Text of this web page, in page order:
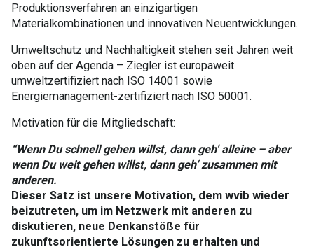
Produktionsverfahren an einzigartigen
Materialkombinationen und innovativen Neuentwicklungen.
Umweltschutz und Nachhaltigkeit stehen seit Jahren weit
oben auf der Agenda – Ziegler ist europaweit
umweltzertifiziert nach ISO 14001 sowie
Energiemanagement-zertifiziert nach ISO 50001.
Motivation für die Mitgliedschaft:
“Wenn Du schnell gehen willst, dann geh‘ alleine – aber
wenn Du weit gehen willst, dann geh‘ zusammen mit
anderen.
Dieser Satz ist unsere Motivation, dem wvib wieder
beizutreten, um im Netzwerk mit anderen zu
diskutieren, neue Denkanstöße für
zukunftsorientierte Lösungen zu erhalten und